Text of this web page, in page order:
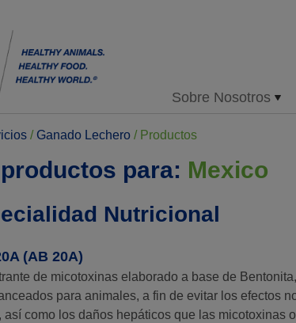
Sobre Nosotros
/ Ganado Lechero / Productos
para: Mexico
Nutricional
(AB 20A)
de micotoxinas elaborado a base de
para animales, a fin de evitar los efectos
así como los daños hepáticos que las micotoxinas